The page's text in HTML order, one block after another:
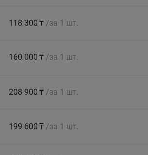
118 300 ₸ /за 1 шт.
160 000 ₸ /за 1 шт.
208 900 ₸ /за 1 шт.
199 600 ₸ /за 1 шт.